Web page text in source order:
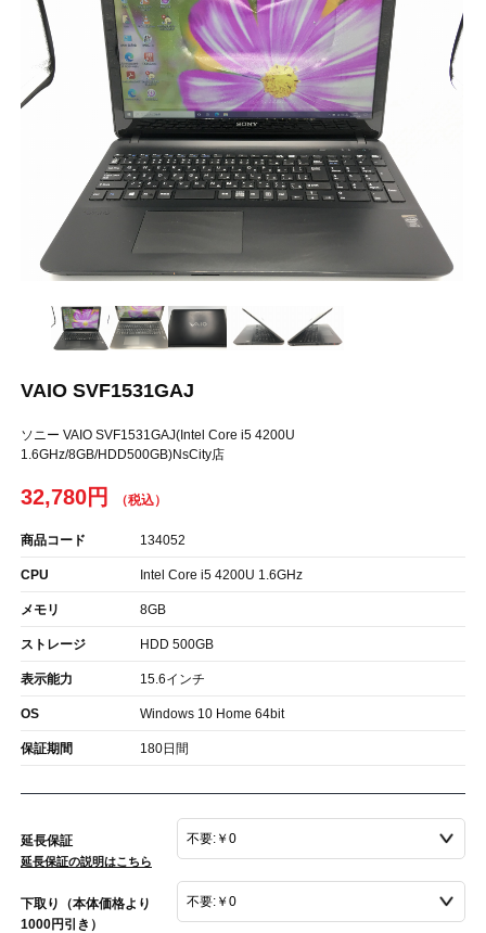
VAIO SVF1531GAJ
ソニー VAIO SVF1531GAJ(Intel Core i5 4200U
1.6GHz/8GB/HDD500GB)NsCity店
32,780円
商品コード 134052
CPU Intel Core i5 4200U 1.6GHz
メモリ 8GB
ストレージ HDD 500GB
表示能力 15.6インチ
OS Windows 10 Home 64bit
保証期間 180日間
延長保証
延長保証の説明はこちら
下取り（本体価格より
1000円引き）